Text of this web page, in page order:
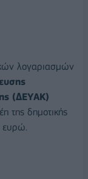
λογαριασμών
(ΔΕΥΑΚ)
της δημοτικής
ευρώ.